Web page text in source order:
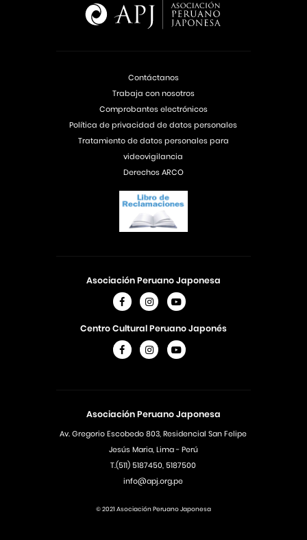
Asociación Peruano Japonesa
Av. Gregorio Escobedo 803, Residencial San Felipe
Jesús Maria, Lima - Perú
T.(511) 5187450, 5187500
info@apj.org.pe
Asociación Peruano Japonesa
Centro Cultural Peruano Japonés
Contáctanos
Trabaja con nosotros
Comprobantes electrónicos
Política de privacidad de datos personales
Tratamiento de datos personales para
videovigilancia
Derechos ARCO
© 2021 Asociación Peruano Japonesa